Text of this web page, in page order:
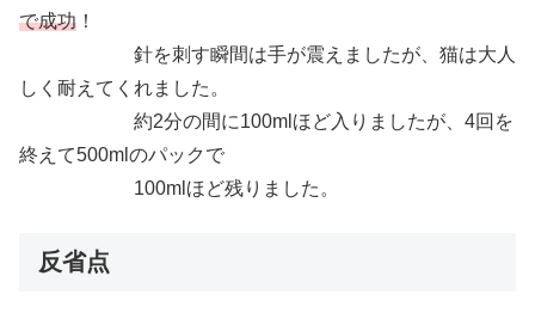
で成功 ！
針を刺す瞬間は手が震えましたが、猫は大人
しく耐えてくれました。
約2分の間に100mlほど入りましたが、4回を
終えて500mlのパックで
100mlほど残りました。
反省点